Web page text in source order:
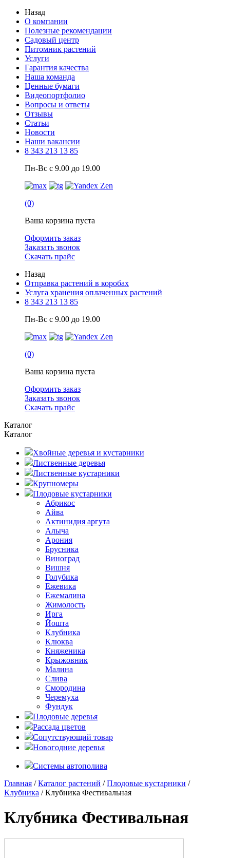
Назад
О компании
Полезные рекомендации
Садовый центр
Питомник растений
Услуги
Гарантия качества
Наша команда
Ценные бумаги
Видеопортфолио
Вопросы и ответы
Отзывы
Статьи
Новости
Наши вакансии
8 343 213 13 85
Пн-Вс с 9.00 до 19.00
(0)
Ваша корзина пуста
Оформить заказ
Заказать звонок
Скачать прайс
Назад
Отправка растений в коробах
Услуга хранения оплаченных растений
8 343 213 13 85
Пн-Вс с 9.00 до 19.00
(0)
Ваша корзина пуста
Оформить заказ
Заказать звонок
Скачать прайс
Каталог
Каталог
Хвойные деревья и кустарники
Лиственные деревья
Лиственные кустарники
Крупномеры
Плодовые кустарники
Абрикос
Айва
Актинидия аргута
Алыча
Арония
Брусника
Виноград
Вишня
Голубика
Ежевика
Ежемалина
Жимолость
Ирга
Йошта
Клубника
Клюква
Княженика
Крыжовник
Малина
Слива
Смородина
Черемуха
Фундук
Плодовые деревья
Рассада цветов
Сопутствующий товар
Новогодние деревья
Системы автополива
Главная /Каталог растений /Плодовые кустарники /
Клубника / Клубника Фестивальная
Клубника Фестивальная